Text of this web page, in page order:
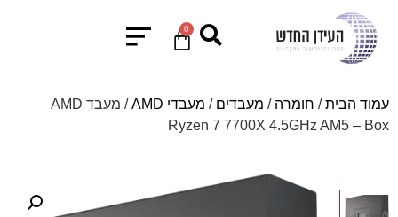
0
עמוד הבית/ חומרה / מעבדים / מעבדי AMD
/ מעבד AMD
Ryzen 7 7700X 4.5GHz AM5 – Box